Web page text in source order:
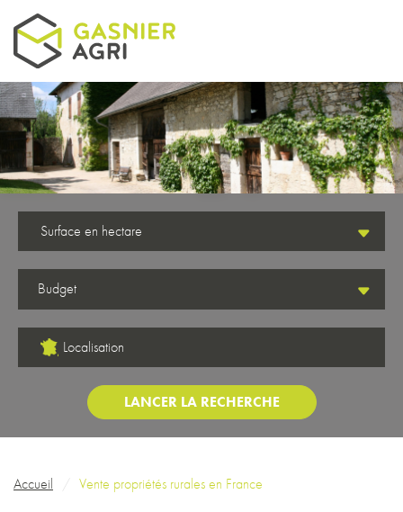
Aller au contenu principal
Surface en hectare
Localisation
Fil d'Ariane
Accueil Vente propriétés rurales en France